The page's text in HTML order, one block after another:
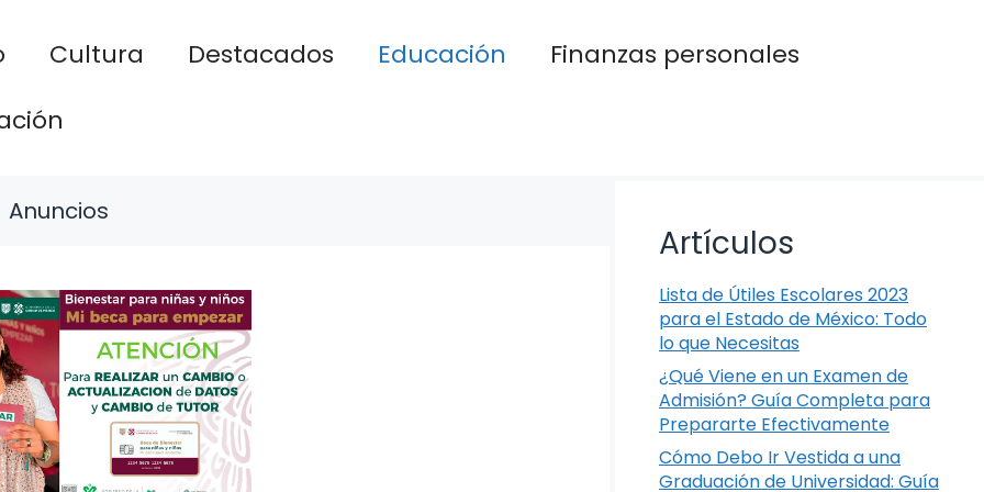
Cultura Destacados Educación
Finanzas personales
Anuncios
Artículos
Lista de Útiles Escolares 2023
para el Estado de México: Todo
lo que Necesitas
¿Qué Viene en un Examen de
Admisión? Guía Completa para
Prepararte Efectivamente
Cómo Debo Ir Vestida a una
Graduación de Universidad: Guía